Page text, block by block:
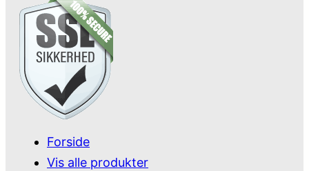
Forside
Vis alle produkter